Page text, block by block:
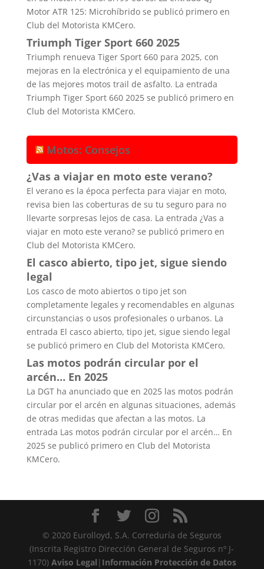
Motor ATR 125: Microhíbrido se publicó primero en
Club del Motorista KMCero.
Triumph Tiger Sport 660 2025
Triumph renueva Tiger Sport 660 para 2025, con
mejoras en la electrónica y el equipamiento de una
de las mejores motos trail de asfalto. La entrada
Triumph Tiger Sport 660 2025 se publicó primero en
Club del Motorista KMCero.
Motos: Consejos
¿Vas a viajar en moto este verano?
El verano es la época perfecta para viajar en moto,
revisa bien las coberturas de su tu seguro para no
llevarte sorpresas lejos de casa. La entrada ¿Vas a
viajar en moto este verano? se publicó primero en
Club del Motorista KMCero.
El casco abierto, tipo jet, sigue siendo
legal
Los casco de moto abiertos o tipo jet son
completamente legales y recomendables en algunas
circunstancias o usos profesionales o urbanos. La
entrada El casco abierto, tipo jet, sigue siendo legal
se publicó primero en Club del Motorista KMCero.
Las motos podrán circular por el
arcén… En 2025
La DGT ha anunciado que en 2025 las motos podrán
circular por el arcén en algunas situaciones, además
de otras medidas que afectan a las motos. La
entrada Las motos podrán circular por el arcén… En
2025 se publicó primero en Club del Motorista
KMCero.
© 2020 Eurolloyd, S.A. Correduría de Seguros
(Inscrita Registro Dirección General de Seguros nº J-
1170) Aviso Legal | Información Protección de Datos